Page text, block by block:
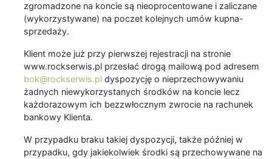
zgromadzone na koncie są nieoprocentowane i zaliczane
(wykorzystywane) na poczet kolejnych umów kupna-
sprzedaży.
Klient może już przy pierwszej rejestracji na stronie
www.rockserwis.pl przesłać drogą mailową pod adresem
bok@rockserwis.pl dyspozycję o nieprzechowywaniu
żadnych niewykorzystanych środków na koncie lecz
każdorazowym ich bezzwłocznym zwrocie na rachunek
bankowy Klienta.
W przypadku braku takiej dyspozycji, także później w
przypadku, gdy jakiekolwiek środki są przechowywane na